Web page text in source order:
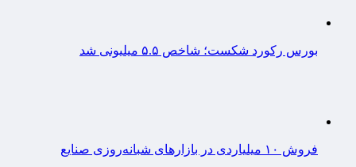
بورس رکورد شکست؛ شاخص ۵.۵ میلیونی شد
فروش ۱۰ میلیاردی در بازارهای شبانه‌روزی صنایع